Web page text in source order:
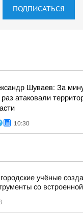
ПОДПИСАТЬСЯ
Шуваев: За
раз атаковали
10:30
учёные
со